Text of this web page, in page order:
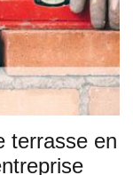
terrasse en